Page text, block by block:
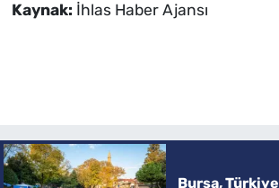
Kaynak: İhlas Haber Ajansı
Bursa,